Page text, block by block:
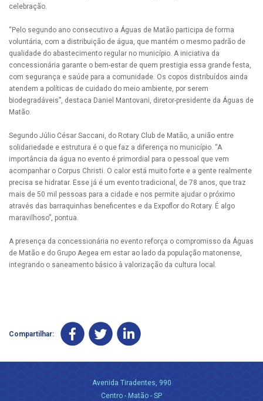
celebração.
“Pelo segundo ano consecutivo a Águas de Matão participa de forma
voluntária, com a distribuição de água, que mantém o mesmo padrão de
qualidade do abastecimento regular no município. A iniciativa da
concessionária garante o bem-estar de quem prestigia essa grande festa,
com segurança e saúde para a comunidade. Os copos distribuídos ainda
atendem a políticas de cuidado do meio ambiente, por serem
biodegradáveis”, destaca Daniel Mantovani, diretor-presidente da Águas de
Matão.
Segundo Júlio César Saccani, do Rotary Club de Matão, a união entre
solidariedade e estrutura é o que faz a diferença no município. “A
importância da água no evento é primordial para o pessoal que vem
acompanhar o Corpus Christi. O calor está muito forte e a gente realmente
precisa se hidratar. Esse já é um evento tradicional, de 78 anos, que traz
mais de 50 mil pessoas para a cidade e nos permite ajudar o próximo
através das barraquinhas beneficentes e da Expoflor do Rotary. É algo
maravilhoso”, pontua.
A presença da concessionária no evento reforça o compromisso da Águas
de Matão e do Grupo Aegea em estar ao lado da população matonense,
integrando o saneamento básico à valorização da cultura local.
Compartilhar:
Avenida Tiradentes, 990
Centro - Matão - SP